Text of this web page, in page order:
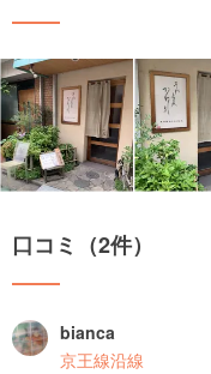
口コミ（2件）
bianca
京王線沿線